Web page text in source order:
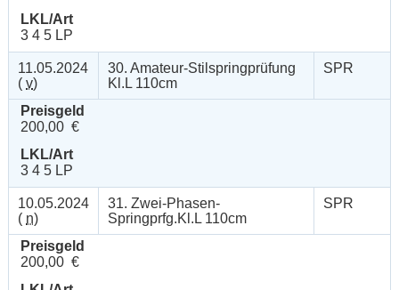
LKL/Art
3 4 5 LP
11.05.2024
( v)
30. Amateur-Stilspringprüfung
Kl.L 110cm
SPR
Preisgeld
200,00 €
LKL/Art
3 4 5 LP
10.05.2024
( n)
31. Zwei-Phasen-
Springprfg.Kl.L 110cm
SPR
Preisgeld
200,00 €